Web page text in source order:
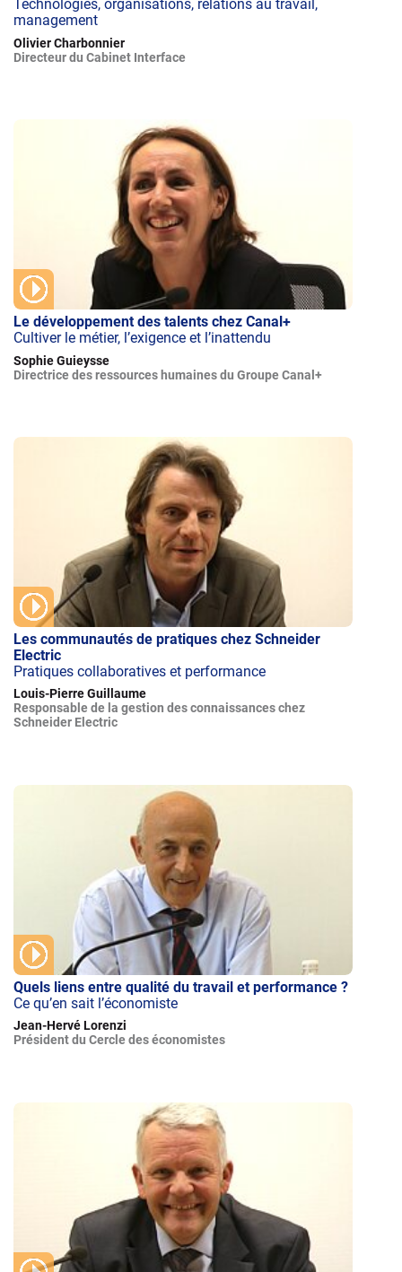
Technologies, organisations, relations au travail,
management
Olivier Charbonnier
Directeur du Cabinet Interface
Le développement des talents chez Canal+
Cultiver le métier, l’exigence et l’inattendu
Sophie Guieysse
Directrice des ressources humaines du Groupe Canal+
Les communautés de pratiques chez Schneider
Electric
Pratiques collaboratives et performance
Louis-Pierre Guillaume
Responsable de la gestion des connaissances chez
Schneider Electric
Quels liens entre qualité du travail et performance ?
Ce qu’en sait l’économiste
Jean-Hervé Lorenzi
Président du Cercle des économistes